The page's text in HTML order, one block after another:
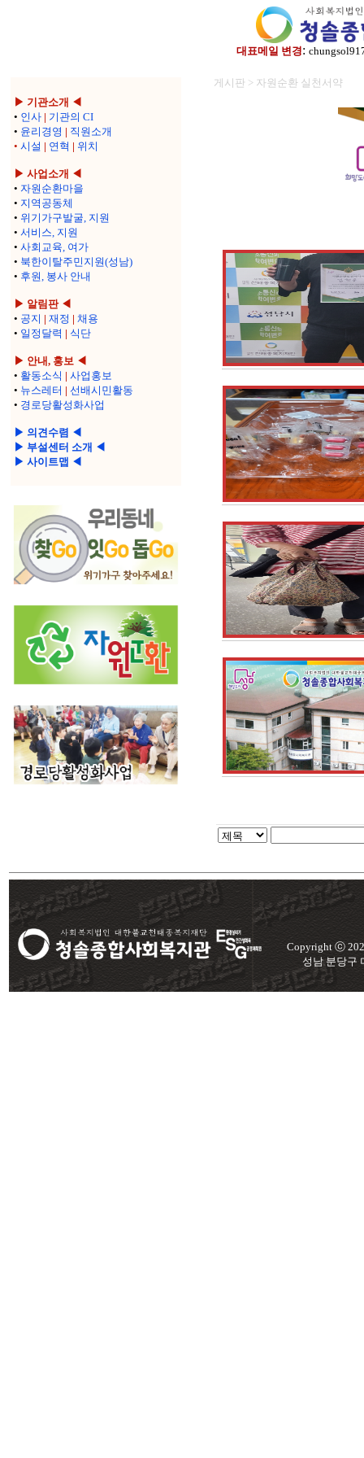
대표메일 변경:
▶ 기관소개 ◀
• 인사 | 기관의 CI
• 윤리경영 | 직원소개
• 시설 | 연혁 | 위치
▶ 사업소개 ◀
• 자원순환마을
• 지역공동체
• 위기가구발굴, 지원
• 서비스, 지원
• 사회교육, 여가
• 북한이탈주민지원(성남)
• 후원, 봉사 안내
▶ 알림판 ◀
• 공지 | 재정 | 채용
• 일정달력 | 식단
▶ 안내, 홍보 ◀
• 활동소식 | 사업홍보
• 뉴스레터 | 선배시민활동
• 경로당활성화사업
▶ 의견수렴 ◀
▶ 부설센터 소개 ◀
▶ 사이트맵 ◀
게시판 > 자원순환 실천서약
Copyright ⓒ
성남 분당구